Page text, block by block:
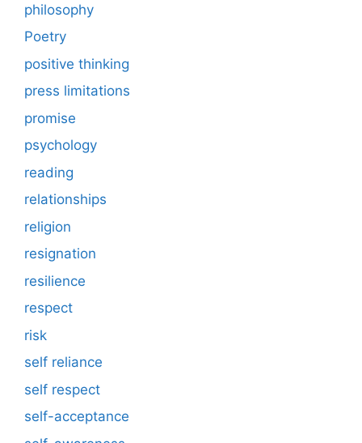
philosophy
Poetry
positive thinking
press limitations
promise
psychology
reading
relationships
religion
resignation
resilience
respect
risk
self reliance
self respect
self-acceptance